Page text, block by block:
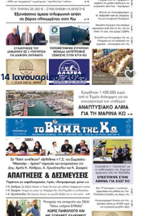
14 Ιανουαρίου, 2025